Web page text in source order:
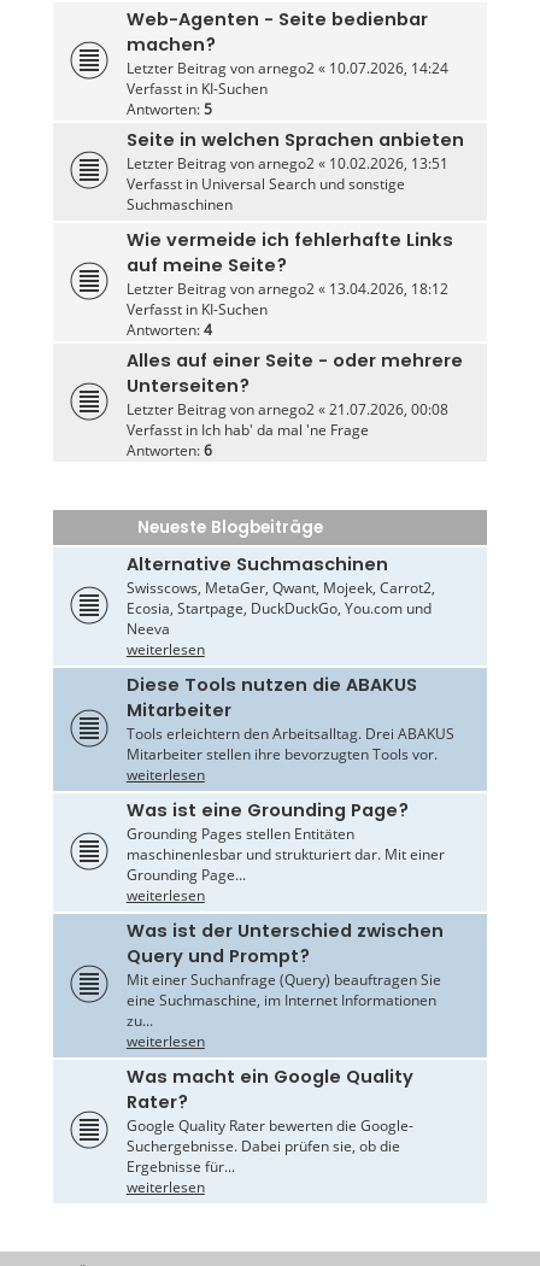
Web-Agenten - Seite bedienbar
machen?
Letzter Beitrag vonarnego2« 10.07.2026, 14:24
Verfasst in KI-Suchen
Antworten:5
Seite in welchen Sprachen anbieten
Letzter Beitrag vonarnego2« 10.02.2026, 13:51
Verfasst in Universal Search und sonstige
Suchmaschinen
Wie vermeide ich fehlerhafte Links
auf meine Seite?
Letzter Beitrag vonarnego2« 13.04.2026, 18:12
Verfasst in KI-Suchen
Antworten:4
Alles auf einer Seite - oder mehrere
Unterseiten?
Letzter Beitrag vonarnego2«21.07.2026, 00:08
Verfasst in Ich hab' da mal 'ne Frage
Antworten:6
Neueste Blogbeiträge
Alternative Suchmaschinen
Swisscows, MetaGer, Qwant, Mojeek, Carrot2,
Ecosia, Startpage, DuckDuckGo, You.com und
Neeva
weiterlesen
Diese Tools nutzen die ABAKUS
Mitarbeiter
Tools erleichtern den Arbeitsalltag. Drei ABAKUS
Mitarbeiter stellen ihre bevorzugten Tools vor.
weiterlesen
Was ist eine Grounding Page?
Grounding Pages stellen Entitäten
maschinenlesbar und strukturiert dar. Mit einer
Grounding Page...
weiterlesen
Was ist der Unterschied zwischen
Query und Prompt?
Mit einer Suchanfrage (Query) beauftragen Sie
eine Suchmaschine, im Internet Informationen
zu...
weiterlesen
Was macht ein Google Quality
Rater?
Google Quality Rater bewerten die Google-
Suchergebnisse. Dabei prüfen sie, ob die
Ergebnisse für...
weiterlesen